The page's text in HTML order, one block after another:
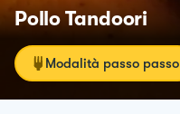
Pollo Tandoori
Modalità passo passo